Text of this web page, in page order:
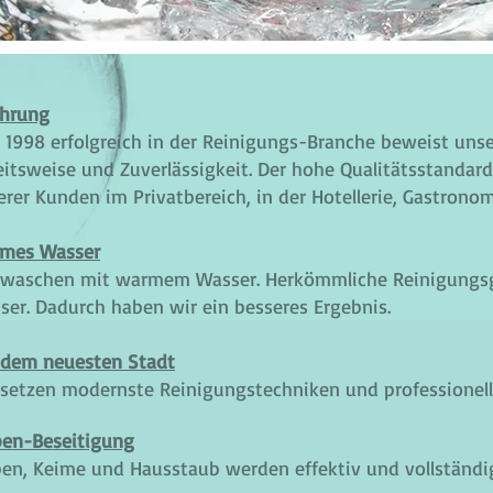
erfolgreich in der Reinigungs-Branche beweist
und Zuverlässigkeit. Der hohe
Kunden im Privatbereich, in der Hotellerie,
Wasser
mit warmem Wasser. Herkömmliche
Dadurch haben wir ein besseres Ergebnis.
neuesten Stadt
modernste Reinigungstechniken und
Beseitigung
Keime und Hausstaub werden effektiv und